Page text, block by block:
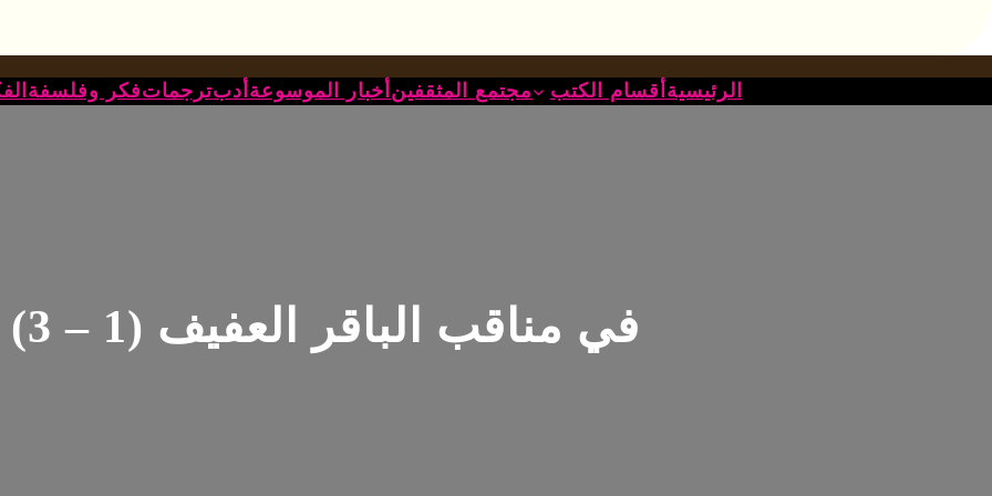
الرئيسية أقسام الكتب مجتمع المثقفين أخبار الموسوعة أدبترجماتفكر وفلسفة
في مناقب الباقر العفيف (1 – 3)